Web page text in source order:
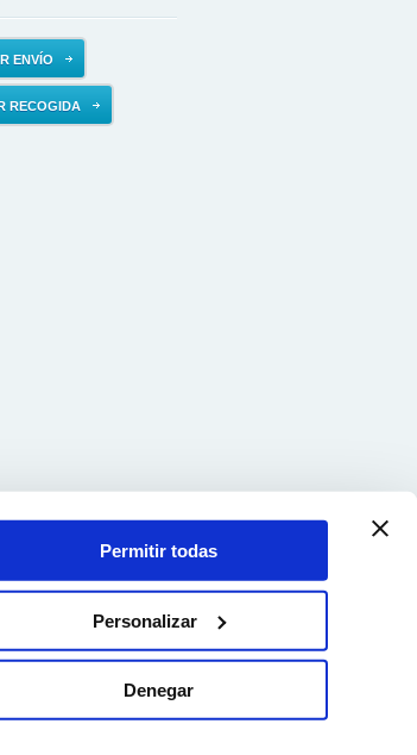
Permitir todas
Personalizar
Denegar
ENVÍO
RECOGIDA